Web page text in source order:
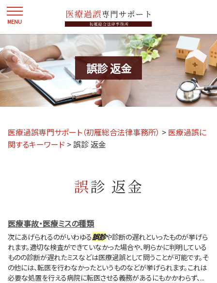
誤診 返金
医療過誤専門サポート（初雁総合法律事務所） > 医療過誤に
関するキーワード >誤診 返金
誤診 返金
医療事故・医療ミスの種類
次にあげられるのがいわゆる誤診や診断の遅れといったものが挙げら
れます。適切な検査ができていなかった場合や、明らかに判明している
ものの診断が遅れたミスなどは医療過誤として問うことが可能です。そ
の他には、転医を行わなかったというものなどが挙げられます。これは
必要な処置を行える病院に転医させる義務があるにもかかわらず、...